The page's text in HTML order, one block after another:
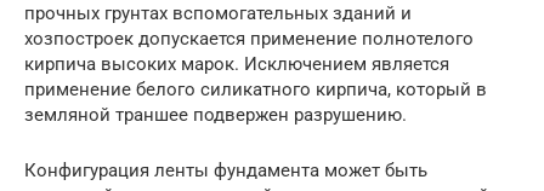
прочных грунтах вспомогательных зданий и
хозпостроек допускается применение полнотелого
кирпича высоких марок. Исключением является
применение белого силикатного кирпича, который в
земляной траншее подвержен разрушению.
Конфигурация ленты фундамента может быть